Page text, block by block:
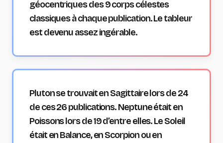
géocentriques des 9 corps célestes
classiques à chaque publication. Le tableur
est devenu assez ingérable.
Pluton se trouvait en Sagittaire lors de 24
de ces 26 publications. Neptune était en
Poissons lors de 19 d’entre elles. Le Soleil
était en Balance, en Scorpion ou en